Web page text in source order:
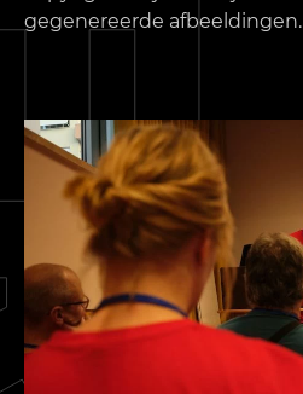
gegenereerde afbeeldingen.